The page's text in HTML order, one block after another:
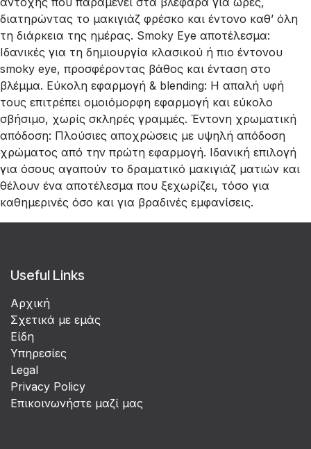
διατηρώντας το μακιγιάζ φρέσκο και έντονο καθ’ όλη
τη διάρκεια της ημέρας. Smoky Eye αποτέλεσμα:
Ιδανικές για τη δημιουργία κλασικού ή πιο έντονου
smoky eye, προσφέροντας βάθος και ένταση στο
βλέμμα. Εύκολη εφαρμογή & blending: Η απαλή υφή
τους επιτρέπει ομοιόμορφη εφαρμογή και εύκολο
σβήσιμο, χωρίς σκληρές γραμμές. Έντονη χρωματική
απόδοση: Πλούσιες αποχρώσεις με υψηλή απόδοση
χρώματος από την πρώτη εφαρμογή. Ιδανική επιλογή
για όσους αγαπούν το δραματικό μακιγιάζ ματιών και
θέλουν ένα αποτέλεσμα που ξεχωρίζει, τόσο για
καθημερινές όσο και για βραδινές εμφανίσεις.
Useful Links
Αρχική
Σχετικά με εμάς
Είδη
Υπηρεσίες
Legal
Privacy Policy
Επικοινωνήστε μαζί μας